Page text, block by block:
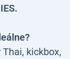
Thai, kickbox,